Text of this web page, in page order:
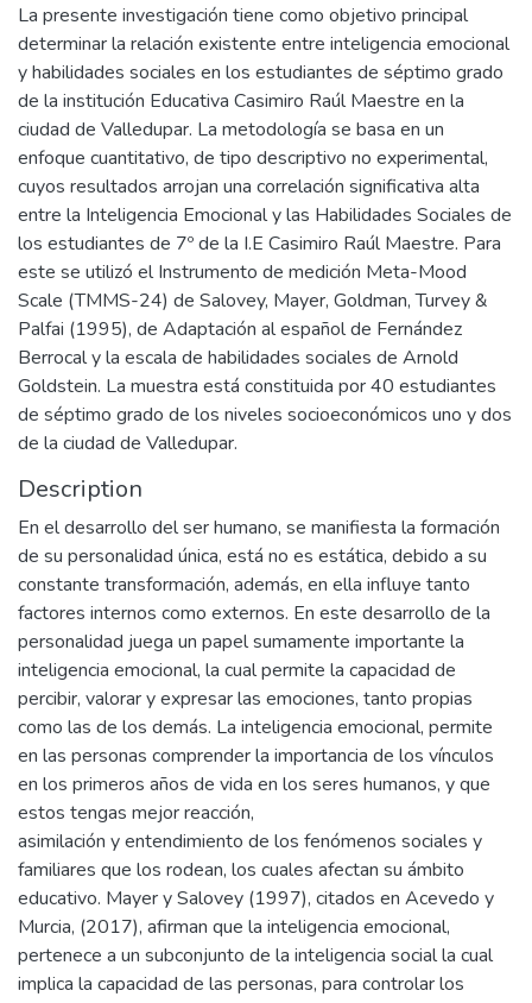
La presente investigación tiene como objetivo principal
determinar la relación existente entre inteligencia emocional
y habilidades sociales en los estudiantes de séptimo grado
de la institución Educativa Casimiro Raúl Maestre en la
ciudad de Valledupar. La metodología se basa en un
enfoque cuantitativo, de tipo descriptivo no experimental,
cuyos resultados arrojan una correlación significativa alta
entre la Inteligencia Emocional y las Habilidades Sociales de
los estudiantes de 7º de la I.E Casimiro Raúl Maestre. Para
este se utilizó el Instrumento de medición Meta-Mood
Scale (TMMS-24) de Salovey, Mayer, Goldman, Turvey &
Palfai (1995), de Adaptación al español de Fernández
Berrocal y la escala de habilidades sociales de Arnold
Goldstein. La muestra está constituida por 40 estudiantes
de séptimo grado de los niveles socioeconómicos uno y dos
de la ciudad de Valledupar.
Description
En el desarrollo del ser humano, se manifiesta la formación
de su personalidad única, está no es estática, debido a su
constante transformación, además, en ella influye tanto
factores internos como externos. En este desarrollo de la
personalidad juega un papel sumamente importante la
inteligencia emocional, la cual permite la capacidad de
percibir, valorar y expresar las emociones, tanto propias
como las de los demás. La inteligencia emocional, permite
en las personas comprender la importancia de los vínculos
en los primeros años de vida en los seres humanos, y que
estos tengas mejor reacción,
asimilación y entendimiento de los fenómenos sociales y
familiares que los rodean, los cuales afectan su ámbito
educativo. Mayer y Salovey (1997), citados en Acevedo y
Murcia, (2017), afirman que la inteligencia emocional,
pertenece a un subconjunto de la inteligencia social la cual
implica la capacidad de las personas, para controlar los